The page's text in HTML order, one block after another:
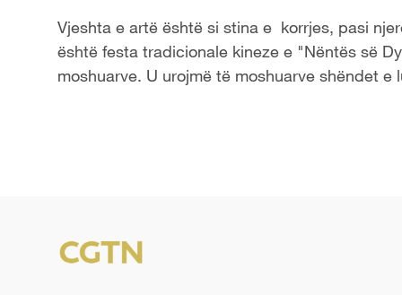
Vjeshta e artë është si stina e korrjes, pasi
është festa tradicionale kineze e "Nëntës së
moshuarve. U urojmë të moshuarve shëndet e